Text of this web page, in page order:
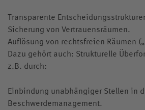
Transparente
Sicherung von Vertrauensräumen.
Auflösung von rechtsfreien Räumen
Dazu gehört auch: Strukturelle
z.B. durch:
Einbindung unabhängiger Stellen in
Beschwerdemanagement.